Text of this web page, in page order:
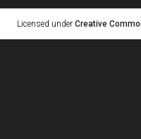
Licensed under Creative